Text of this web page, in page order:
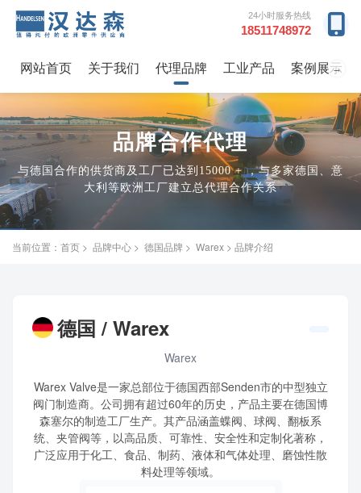
24小时服务热线
18511748972
→
网站首页 关于我们 代理品牌 工业产品 案例展示
品牌合作代理
与德国合作的供货商及工厂已达到15000 + ，与多家德国、意
大利等欧洲工厂建立总代理合作关系
当前位置： 首页 > 品牌中心 > 德国品牌 > Warex > 品牌介绍
德国 / Warex
Warex
Warex Valve是一家总部位于德国西部Senden市的中型独立
阀门制造商。公司拥有超过60年的历史，产品主要在德国博
森塞尔的制造工厂生产。其产品涵盖蝶阀、球阀、翻板系
统、夹管阀等，以高品质、可靠性、安全性和定制化著称，
广泛应用于化工、食品、制药、液体和气体处理、磨蚀性散
料处理等领域。